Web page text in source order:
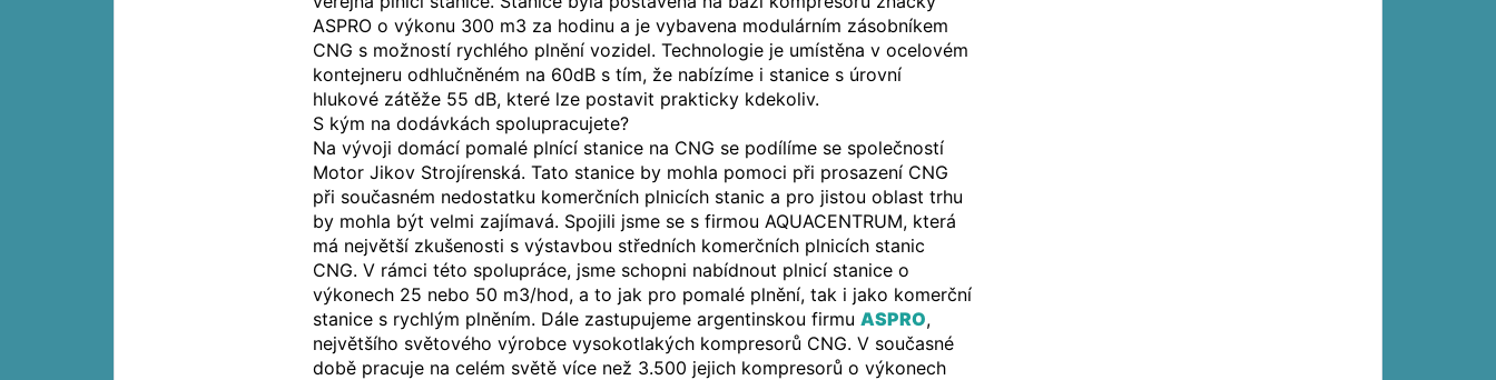
ASPRO o výkonu 300 m3 za hodinu a je vybavena modulárním zásobníkem
CNG s možností rychlého plnění vozidel. Technologie je umístěna v ocelovém
kontejneru odhlučněném na 60dB s tím, že nabízíme i stanice s úrovní
hlukové zátěže 55 dB, které lze postavit prakticky kdekoliv.
S kým na dodávkách spolupracujete?
Na vývoji domácí pomalé plnící stanice na CNG se podílíme se společností
Motor Jikov Strojírenská. Tato stanice by mohla pomoci při prosazení CNG
při současném nedostatku komerčních plnicích stanic a pro jistou oblast trhu
by mohla být velmi zajímavá. Spojili jsme se s firmou AQUACENTRUM, která
má největší zkušenosti s výstavbou středních komerčních plnicích stanic
CNG. V rámci této spolupráce, jsme schopni nabídnout plnicí stanice o
výkonech 25 nebo 50 m3/hod, a to jak pro pomalé plnění, tak i jako komerční
stanice s rychlým plněním. Dále zastupujeme argentinskou firmuASPRO,
největšího světového výrobce vysokotlakých kompresorů CNG. V současné
době pracuje na celém světě více než 3.500 jejich kompresorů o výkonech